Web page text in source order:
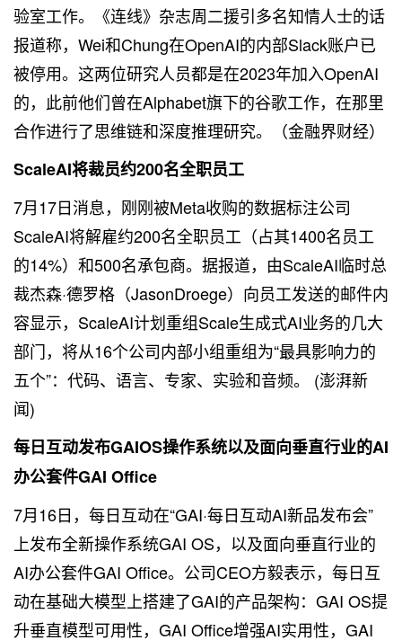
验室工作。《连线》杂志周二援引多名知情人士的话
报道称，Wei和Chung在OpenAI的内部Slack账户已
被停用。这两位研究人员都是在2023年加入OpenAI
的，此前他们曾在Alphabet旗下的谷歌工作，在那里
合作进行了思维链和深度推理研究。（金融界财经）
ScaleAI将裁员约200名全职员工
7月17日消息，刚刚被Meta收购的数据标注公司
ScaleAI将解雇约200名全职员工（占其1400名员工
的14%）和500名承包商。据报道，由ScaleAI临时总
裁杰森·德罗格（JasonDroege）向员工发送的邮件内
容显示，ScaleAI计划重组Scale生成式AI业务的几大
部门，将从16个公司内部小组重组为“最具影响力的
五个”：代码、语言、专家、实验和音频。 (澎湃新
闻)
每日互动发布GAIOS操作系统以及面向垂直行业的AI
办公套件GAI Office
7月16日，每日互动在“GAI·每日互动AI新品发布会”
上发布全新操作系统GAI OS，以及面向垂直行业的
AI办公套件GAI Office。公司CEO方毅表示，每日互
动在基础大模型上搭建了GAI的产品架构：GAI OS提
升垂直模型可用性，GAI Office增强AI实用性，GAI